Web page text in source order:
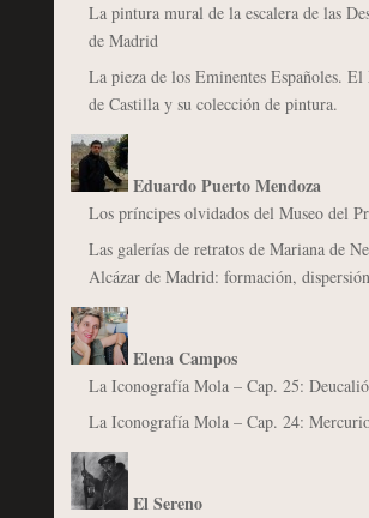
La pintura mural de la escalera de las
de Madrid
La pieza de los Eminentes Españoles.
de Castilla y su colección de pintura.
Eduardo Puerto Mendoza
Los príncipes olvidados del Museo del
Las galerías de retratos de Mariana de
Alcázar de Madrid: formación,
Elena Campos
La Iconografía Mola – Cap. 25:
La Iconografía Mola – Cap. 24:
El Sereno